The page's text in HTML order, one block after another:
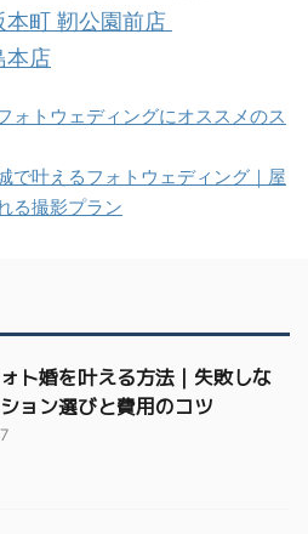
本町 靭公園前店
本店
ォトウェディングにオススメのス
で叶えるフォトウェディング｜屋
る撮影プラン
ト婚を叶える方法｜失敗しな
ョン選びと費用のコツ